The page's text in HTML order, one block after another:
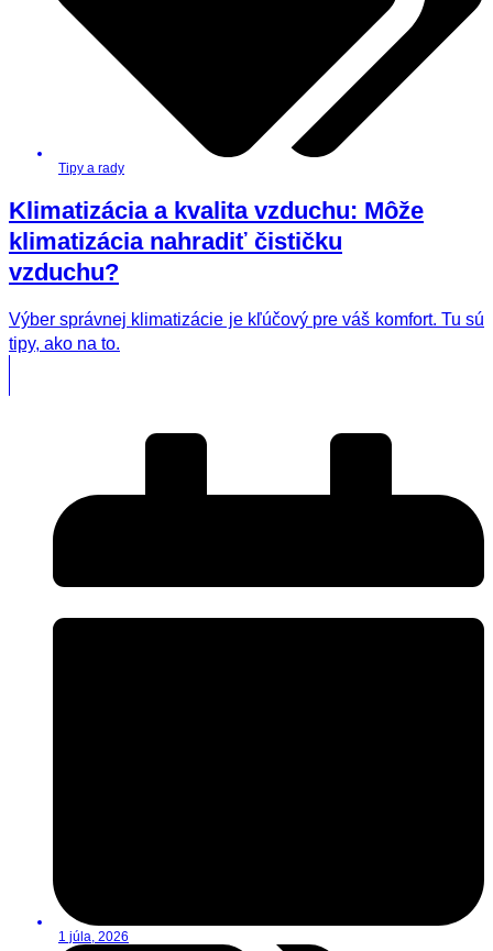
Tipy a rady
Klimatizácia a kvalita vzduchu: Môže
klimatizácia nahradiť čističku
vzduchu?
Výber správnej klimatizácie je kľúčový pre váš komfort. Tu sú
tipy, ako na to.
1 júla, 2026